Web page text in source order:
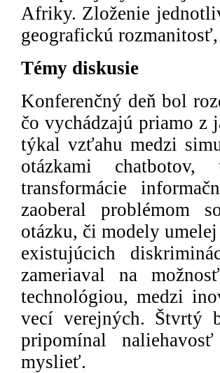
Afriky. Zloženie
geografickú
Témy diskusie
Konferenčný deň bol
čo vychádzajú priamo z
týkal vzťahu medzi
otázkami
transformácie
zaoberal problémom
otázku, či modely
existujúcich
zameriaval na
technológiou, medzi
vecí verejných. Štvrtý
pripomínal
myslieť.